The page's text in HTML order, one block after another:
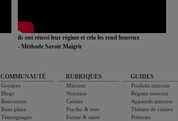
ils ont réussi leur régime et cela les rend heureux
- Méthode Savoir Maigrir
COMMUNAUTÉ
Groupes
Blogs
Rencontres
Bons plans
Témoignages
RUBRIQUES
Minceur
Nutrition
Cuisine
Psycho & tests
Forme & santé
GUIDES
Produits minceur
Régime minceur
Appareils minceur
Thèmes de cuisine
Prénoms